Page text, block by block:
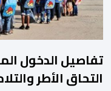
التحاق الأطر